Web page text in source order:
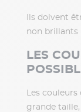
Ils doivent
non brillants
LES
Les
grande